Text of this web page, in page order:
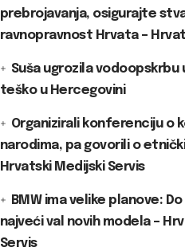
prebrojavanja, osigurajte
ravnopravnost Hrvata –
Suša ugrozila vodoopskrbu
teško u Hercegovini
Organizirali konferenciju o
narodima, pa govorili o
Hrvatski Medijski Servis
BMW ima velike planove:
najveći val novih modela –
Servis